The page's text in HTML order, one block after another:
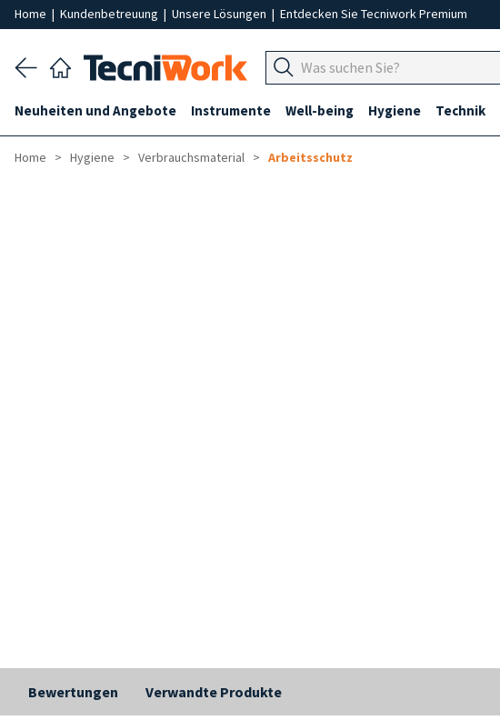
Home | Kundenbetreuung | Unsere Lösungen | Entdecken Sie Tecniwork Premium
Neuheiten und Angebote Instrumente Well-being Hygiene Technik
Home Hygiene Verbrauchsmaterial Arbeitsschutz
Bewertungen Verwandte Produkte